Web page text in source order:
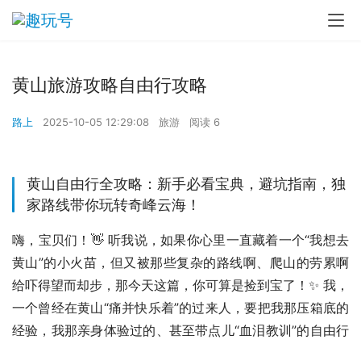
黄山旅游攻略自由行攻略
路上 2025-10-05 12:29:08 旅游 阅读 6
黄山自由行全攻略：新手必看宝典，避坑指南，独
家路线带你玩转奇峰云海！
嗨，宝贝们！👋 听我说，如果你心里一直藏着一个“我想去
黄山”的小火苗，但又被那些复杂的路线啊、爬山的劳累啊
给吓得望而却步，那今天这篇，你可算是捡到宝了！✨ 我，
一个曾经在黄山“痛并快乐着”的过来人，要把我那压箱底的
经验，我那亲身体验过的、甚至带点儿“血泪教训”的自由行